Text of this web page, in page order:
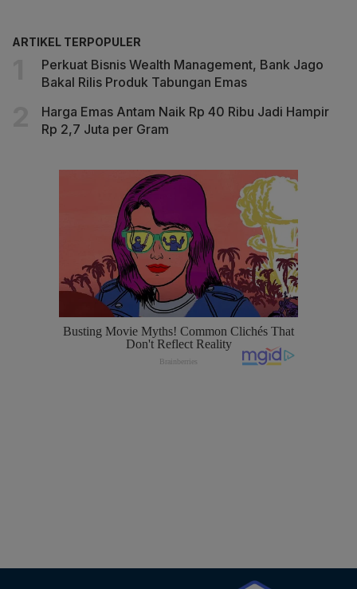
ARTIKEL TERPOPULER
Perkuat Bisnis Wealth Management, Bank Jago
Bakal Rilis Produk Tabungan Emas
Harga Emas Antam Naik Rp 40 Ribu Jadi Hampir
Rp 2,7 Juta per Gram